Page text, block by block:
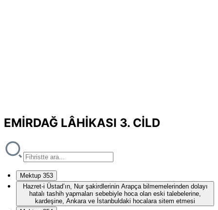
EMİRDAĞ LÂHİKASI 3. CİLD
Mektup 353
Hazret-i Üstad’ın, Nur şakirdlerinin Arapça bilmemelerinden dolayı
hatalı tashih yapmaları sebebiyle hoca olan eski talebelerine,
kardeşine, Ankara ve İstanbuldaki hocalara sitem etmesi